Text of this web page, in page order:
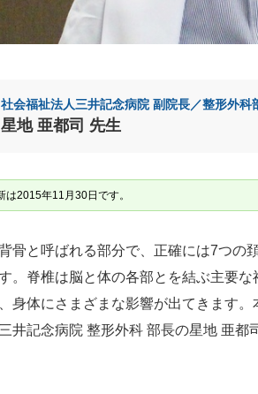
社会福祉法人三井記念病院 副院長／整形外科
星地 亜都司 先生
は2015年11月30日です。
骨と呼ばれる部分で、正確には7つの
。脊椎は脳と体の各部とを結ぶ主要
身体にさまざまな影響が出てきます
井記念病院 整形外科 部長の星地 亜